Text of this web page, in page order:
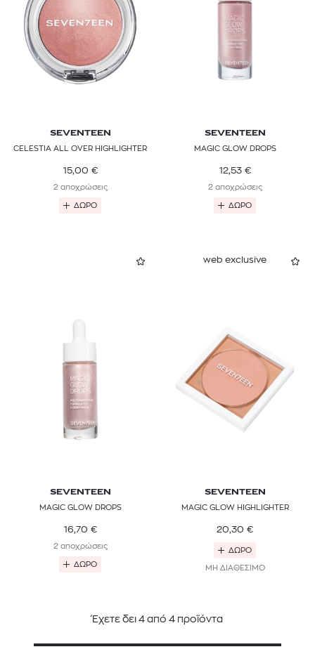
SEVENTEEN
CELESTIA ALL OVER HIGHLIGHTER
15,00 €
2 αποχρώσεις
ΔΩΡΟ
SEVENTEEN
MAGIC GLOW DROPS
12,53 €
2 αποχρώσεις
ΔΩΡΟ
SEVENTEEN
MAGIC GLOW DROPS
16,70 €
2 αποχρώσεις
ΔΩΡΟ
web exclusive
SEVENTEEN
MAGIC GLOW HIGHLIGHTER
20,30 €
ΔΩΡΟ
ΜΗ ΔΙΑΘΕΣΙΜΟ
Έχετε δει 4 από 4 προϊόντα